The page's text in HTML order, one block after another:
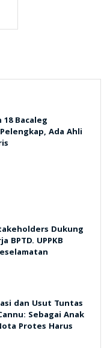
Bacaleg
Ada Ahli
Dukung
BPTD. UPPKB
dan Usut Tuntas
Sebagai Anak
Protes Harus